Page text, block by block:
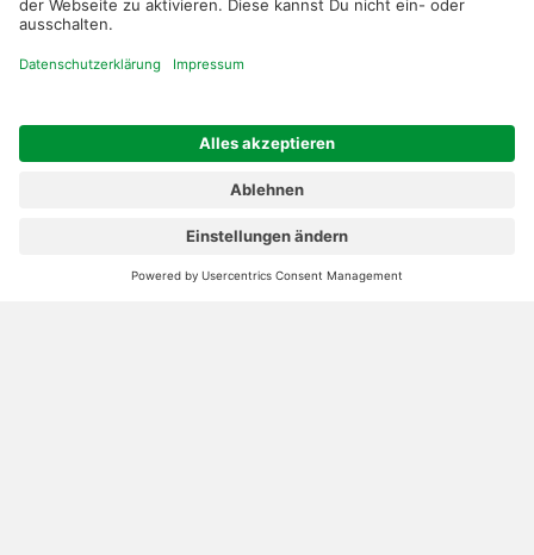
service@topfarmplan.de
Sei immer auf dem Laufenden!
Neue Features, spannende Tipps und hilfreiche Anleitungen!